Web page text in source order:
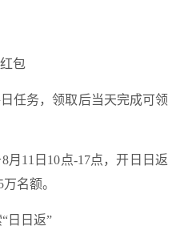
包
任务，领取后当天完成可领
月11日10点-17点，开日日返
名额。
日日返”